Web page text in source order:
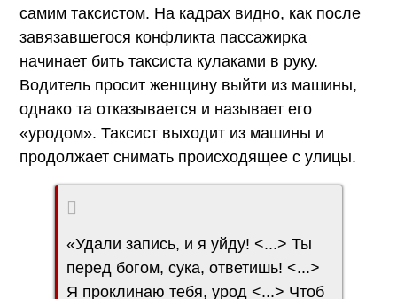
самим таксистом. На кадрах видно, как после
завязавшегося конфликта пассажирка
начинает бить таксиста кулаками в руку.
Водитель просит женщину выйти из машины,
однако та отказывается и называет его
«уродом». Таксист выходит из машины и
продолжает снимать происходящее с улицы.
«Удали запись, и я уйду! <...> Ты
перед богом, сука, ответишь! <...>
Я проклинаю тебя, урод <...> Чтоб